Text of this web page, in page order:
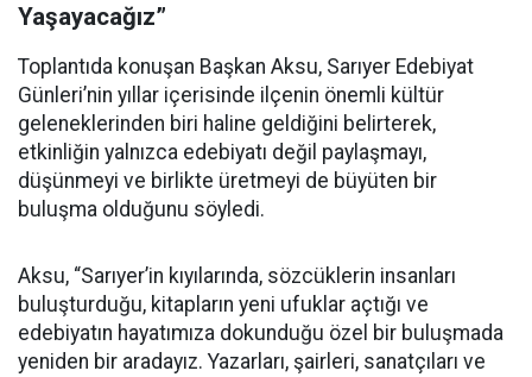
Yaşayacağız”
Toplantıda konuşan Başkan Aksu, Sarıyer Edebiyat
Günleri’nin yıllar içerisinde ilçenin önemli kültür
geleneklerinden biri haline geldiğini belirterek,
etkinliğin yalnızca edebiyatı değil paylaşmayı,
düşünmeyi ve birlikte üretmeyi de büyüten bir
buluşma olduğunu söyledi.
Aksu, “Sarıyer’in kıyılarında, sözcüklerin insanları
buluşturduğu, kitapların yeni ufuklar açtığı ve
edebiyatın hayatımıza dokunduğu özel bir buluşmada
yeniden bir aradayız. Yazarları, şairleri, sanatçıları ve